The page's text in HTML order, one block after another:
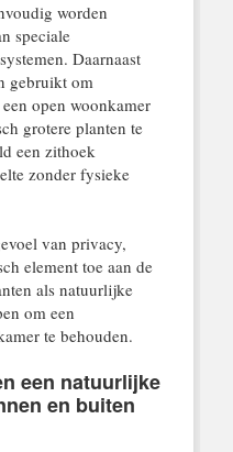
worden
speciale
Daarnaast
gebruikt om
open woonkamer
grotere planten te
een zithoek
zonder fysieke
van privacy,
element toe aan de
als natuurlijke
om een
te behouden.
een natuurlijke
en buiten